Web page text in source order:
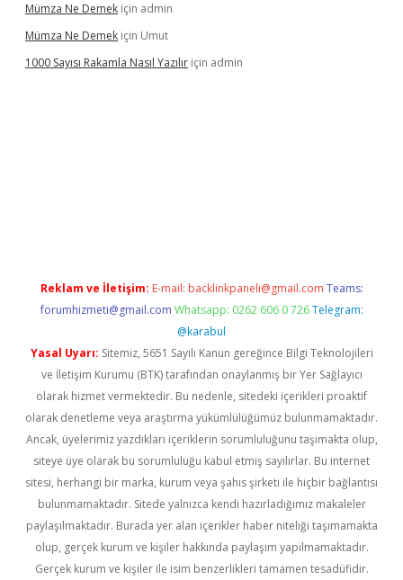
Mümza Ne Demek için admin
Mümza Ne Demek için Umut
1000 Sayısı Rakamla Nasıl Yazılır için admin
Reklam ve İletişim: E-mail: backlinkpaneli@gmail.com Teams:
forumhizmeti@gmail.com Whatsapp: 0262 606 0 726 Telegram:
@karabul
Yasal Uyarı: Sitemiz, 5651 Sayılı Kanun gereğince Bilgi Teknolojileri
ve İletişim Kurumu (BTK) tarafından onaylanmış bir Yer Sağlayıcı
olarak hizmet vermektedir. Bu nedenle, sitedeki içerikleri proaktif
olarak denetleme veya araştırma yükümlülüğümüz bulunmamaktadır.
Ancak, üyelerimiz yazdıkları içeriklerin sorumluluğunu taşımakta olup,
siteye üye olarak bu sorumluluğu kabul etmiş sayılırlar. Bu internet
sitesi, herhangi bir marka, kurum veya şahıs şirketi ile hiçbir bağlantısı
bulunmamaktadır. Sitede yalnızca kendi hazırladığımız makaleler
paylaşılmaktadır. Burada yer alan içerikler haber niteliği taşımamakta
olup, gerçek kurum ve kişiler hakkında paylaşım yapılmamaktadır.
Gerçek kurum ve kişiler ile isim benzerlikleri tamamen tesadüfidir.